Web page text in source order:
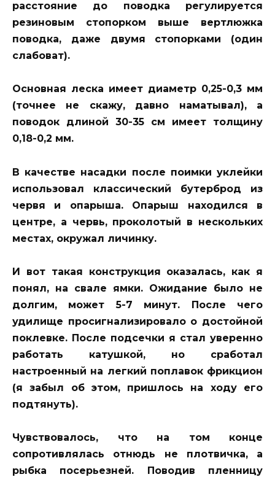
расстояние до поводка регулируется
резиновым стопорком выше вертлюжка
поводка, даже двумя стопорками (один
слабоват).
Основная леска имеет диаметр 0,25-0,3 мм
(точнее не скажу, давно наматывал), а
поводок длиной 30-35 см имеет толщину
0,18-0,2 мм.
В качестве насадки после поимки уклейки
использовал классический бутерброд из
червя и опарыша. Опарыш находился в
центре, а червь, проколотый в нескольких
местах, окружал личинку.
И вот такая конструкция оказалась, как я
понял, на свале ямки. Ожидание было не
долгим, может 5-7 минут. После чего
удилище просигнализировало о достойной
поклевке. После подсечки я стал уверенно
работать катушкой, но сработал
настроенный на легкий поплавок фрикцион
(я забыл об этом, пришлось на ходу его
подтянуть).
Чувствовалось, что на том конце
сопротивлялась отнюдь не плотвичка, а
рыбка посерьезней. Поводив пленницу